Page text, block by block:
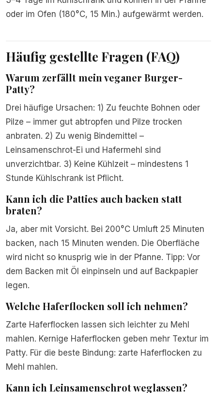
oder im Ofen (180°C, 15 Min.) aufgewärmt werden.
Häufig gestellte Fragen (FAQ)
Warum zerfällt mein veganer Burger-
Patty?
Drei häufige Ursachen: 1) Zu feuchte Bohnen oder
Pilze – immer gut abtropfen und Pilze trocken
anbraten. 2) Zu wenig Bindemittel –
Leinsamenschrot-Ei und Hafermehl sind
unverzichtbar. 3) Keine Kühlzeit – mindestens 1
Stunde Kühlschrank ist Pflicht.
Kann ich die Patties auch backen statt
braten?
Ja, aber mit Vorsicht. Bei 200°C Umluft 25 Minuten
backen, nach 15 Minuten wenden. Die Oberfläche
wird nicht so knusprig wie in der Pfanne. Tipp: Vor
dem Backen mit Öl einpinseln und auf Backpapier
legen.
Welche Haferflocken soll ich nehmen?
Zarte Haferflocken lassen sich leichter zu Mehl
mahlen. Kernige Haferflocken geben mehr Textur im
Patty. Für die beste Bindung: zarte Haferflocken zu
Mehl mahlen.
Kann ich Leinsamenschrot weglassen?